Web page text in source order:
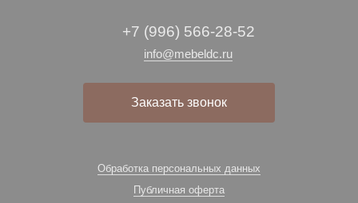
+7 (996) 566-28-52
info@mebeldc.ru
Заказать звонок
Обработка персональных данных
Публичная оферта